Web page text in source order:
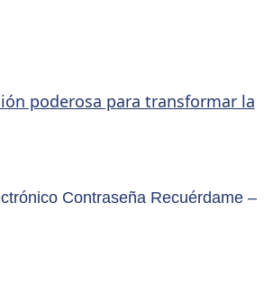
poderosa para transformar la
Contraseña Recuérdame –